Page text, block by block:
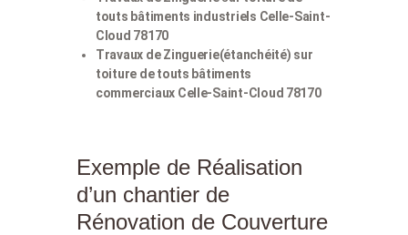
touts bâtiments industriels Celle-Saint-
Cloud 78170
Travaux de Zinguerie(étanchéité) sur
toiture de touts bâtiments
commerciaux Celle-Saint-Cloud 78170
Exemple de Réalisation
d’un chantier de
Rénovation de Couverture